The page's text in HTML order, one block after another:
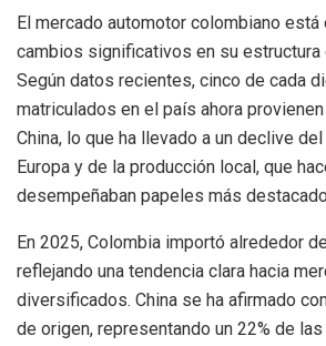
El mercado automotor colombiano está
cambios significativos en su estructura
Según datos recientes, cinco de cada
matriculados en el país ahora
China, lo que ha llevado a un declive
Europa y de la producción local, que
desempeñaban papeles más
En 2025, Colombia importó alrededor
reflejando una tendencia clara hacia
diversificados. China se ha afirmado
de origen, representando un 22% de